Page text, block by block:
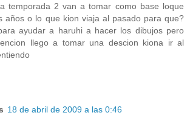
temporada 2 van a tomar como base loque
años o lo que kion viaja al pasado para que?
ayudar a haruhi a hacer los dibujos pero
llego a tomar una descion kiona ir al
18 de abril de 2009 a las 0:46